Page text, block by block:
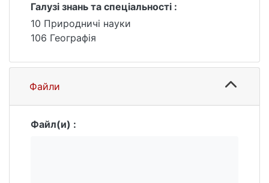
Галузі знань та спеціальності :
10 Природничі науки
106 Географія
Файли
Файл(и) :